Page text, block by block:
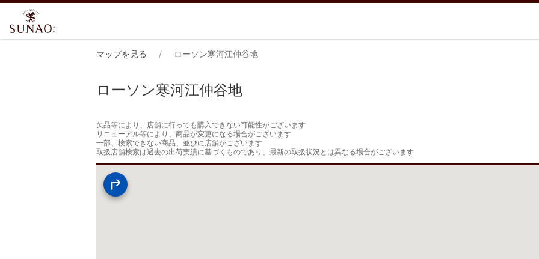
マップを見る ローソン寒河江仲谷地
ローソン寒河江仲谷地
欠品等により、店舗に行っても購入できない可能性がございます
リニューアル等により、商品が変更になる場合がございます
一部、検索できない商品、並びに店舗がございます
取扱店舗検索は過去の出荷実績に基づくものであり、最新の取扱状況とは異なる場合がございます